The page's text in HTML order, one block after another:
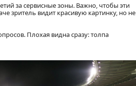
за сервисные зоны. Важно, чтобы эти
зритель видит красивую картинку, но не
Плохая видна сразу: толпа